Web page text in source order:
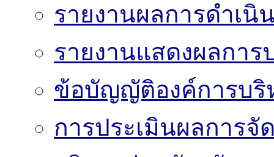
รายงานผลการดำเ
รายงานแสดงผลกา
ข้อบัญญัติองค์การบริ
การประเมินผลการ